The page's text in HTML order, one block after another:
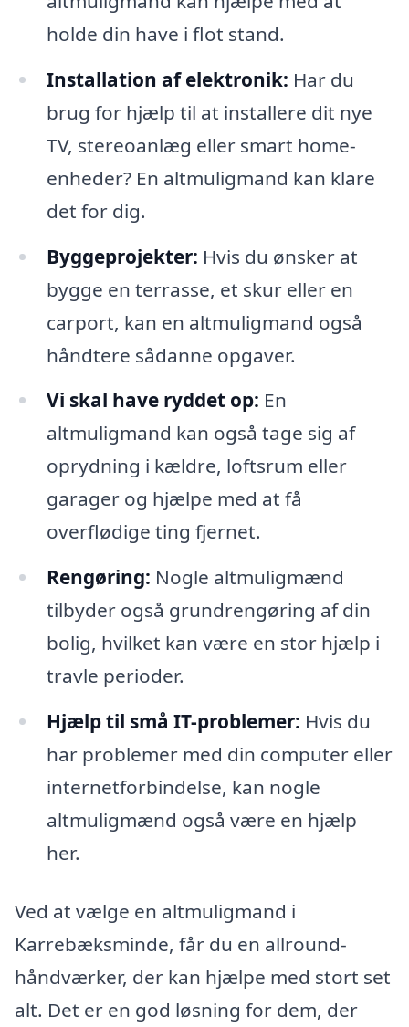
holde din have i flot stand.
Installation af elektronik: Har du
brug for hjælp til at installere dit nye
TV, stereoanlæg eller smart home-
enheder? En altmuligmand kan klare
det for dig.
Byggeprojekter: Hvis du ønsker at
bygge en terrasse, et skur eller en
carport, kan en altmuligmand også
håndtere sådanne opgaver.
Vi skal have ryddet op: En
altmuligmand kan også tage sig af
oprydning i kældre, loftsrum eller
garager og hjælpe med at få
overflødige ting fjernet.
Rengøring: Nogle altmuligmænd
tilbyder også grundrengøring af din
bolig, hvilket kan være en stor hjælp i
travle perioder.
Hjælp til små IT-problemer: Hvis du
har problemer med din computer eller
internetforbindelse, kan nogle
altmuligmænd også være en hjælp
her.
Ved at vælge en altmuligmand i
Karrebæksminde, får du en allround-
håndværker, der kan hjælpe med stort set
alt. Det er en god løsning for dem, der